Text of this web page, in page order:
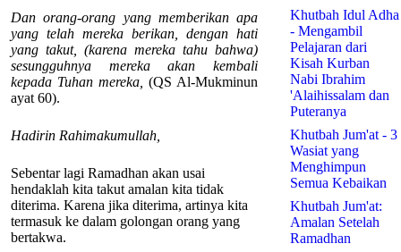
Dan orang-orang yang memberikan apa
yang telah mereka berikan, dengan hati
yang takut, (karena mereka tahu bahwa)
sesungguhnya mereka akan kembali
kepada Tuhan mereka, (QS Al-Mukminun
ayat 60).
Hadirin Rahimakumullah,
Sebentar lagi Ramadhan akan usai
hendaklah kita takut amalan kita tidak
diterima. Karena jika diterima, artinya kita
termasuk ke dalam golongan orang yang
bertakwa.
Khutbah Idul Adha
- Mengambil
Pelajaran dari
Kisah Kurban
Nabi Ibrahim
'Alaihissalam dan
Puteranya
Khutbah Jum'at - 3
Wasiat yang
Menghimpun
Semua Kebaikan
Khutbah Jum'at:
Amalan Setelah
Ramadhan